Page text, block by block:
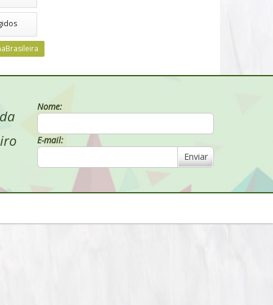
Nome:
E-mail:
Enviar